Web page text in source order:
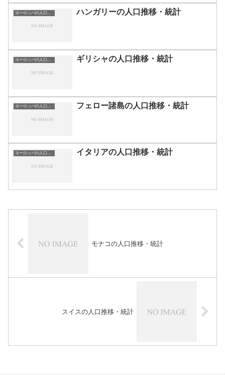
ハンガリーの人口推移・統計
ギリシャの人口推移・統計
ヨーロッパの人口推移・統計 フェロー諸島の人口推移・統計
ヨーロッパの人口推移・統計 イタリアの人口推移・統計
モナコの人口推移・統計
スイスの人口推移・統計